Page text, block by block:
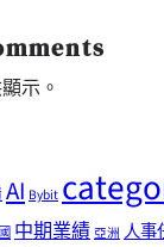
示。
AI Bybit
中期業績 亞洲 人事